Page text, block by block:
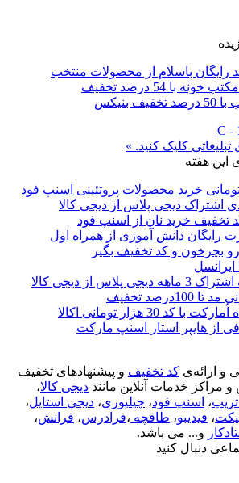
با 54 درصد تخفیف
بنیکس
کلیک کنید. »
این هفته
رایگان دانش آموزی از همراه اول
بچرخون و کد تخفیف بگیر
تخفیف
30 هزار تومانی اکالا
از هایپر استار اسنپ مارکت
و ارائه‌ی کد تخفیف و پیشنهادهای تخفیف
و مراکز خدمات آنلاین مانند دیجی کالا،
، اسنپ فود، چیلیوری، دیجی استایل،
، فیدیبو، طاقچه ،فرادرس، فرانش،
و... می باشد.
دنبال کنید